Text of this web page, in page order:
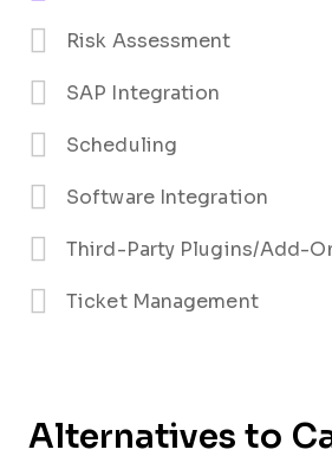
Risk Assessment
SAP Integration
Scheduling
Software Integration
Third-Party Plugins/Add-
Ticket Management
Alternatives to